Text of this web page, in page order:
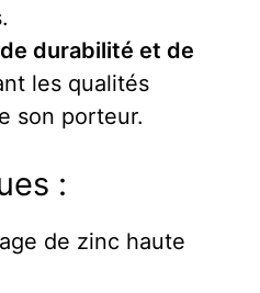
durabilité et de
les qualités
son porteur.
:
de zinc haute